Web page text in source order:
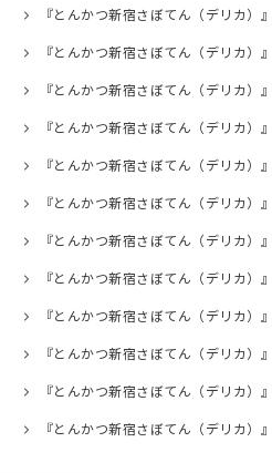
『とんかつ新宿さぼてん（デリカ）
『とんかつ新宿さぼてん（デリカ）
『とんかつ新宿さぼてん（デリカ）
『とんかつ新宿さぼてん（デリカ）
『とんかつ新宿さぼてん（デリカ）
『とんかつ新宿さぼてん（デリカ）
『とんかつ新宿さぼてん（デリカ）
『とんかつ新宿さぼてん（デリカ）
『とんかつ新宿さぼてん（デリカ）
『とんかつ新宿さぼてん（デリカ）
『とんかつ新宿さぼてん（デリカ）
『とんかつ新宿さぼてん（デリカ）